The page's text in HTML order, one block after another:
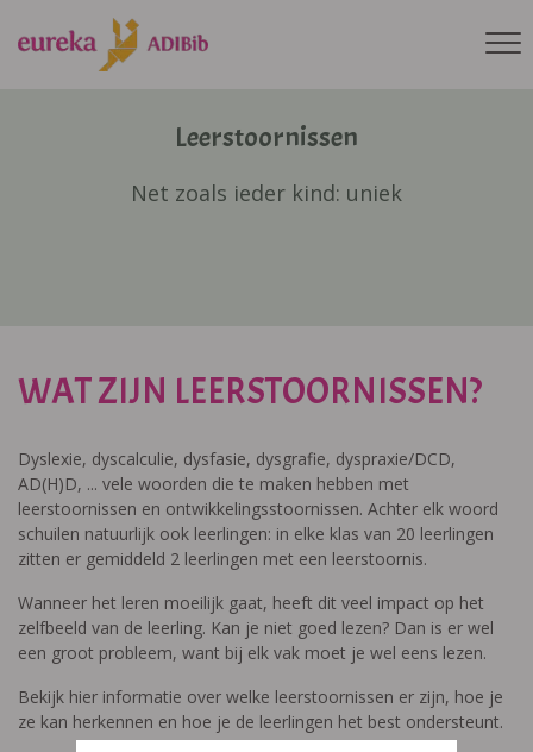
Leerstoornissen
Net zoals ieder kind: uniek
WAT ZIJN LEERSTOORNISSEN?
Dyslexie, dyscalculie, dysfasie, dysgrafie, dyspraxie/DCD,
AD(H)D, ... vele woorden die te maken hebben met
leerstoornissen en ontwikkelingsstoornissen. Achter elk woord
schuilen natuurlijk ook leerlingen: in elke klas van 20 leerlingen
zitten er gemiddeld 2 leerlingen met een leerstoornis.
Wanneer het leren moeilijk gaat, heeft dit veel impact op het
zelfbeeld van de leerling. Kan je niet goed lezen? Dan is er wel
een groot probleem, want bij elk vak moet je wel eens lezen.
Bekijk hier informatie over welke leerstoornissen er zijn, hoe je
ze kan herkennen en hoe je de leerlingen het best ondersteunt.